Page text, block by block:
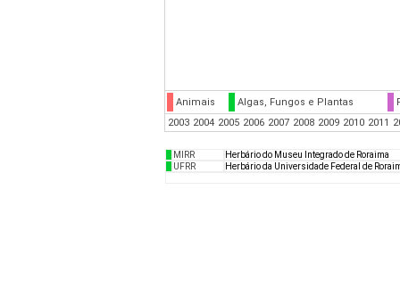
Animais Algas, Fungos e Plantas
2003 2004 2005 2006 2007 2008 2009 2010 2011
MIRR
Herbário do Museu Integrado de Roraima
UFRR
Herbário da Universidade Federal de